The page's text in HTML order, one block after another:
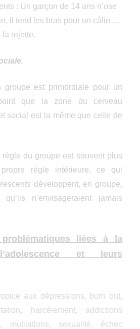
: Un garçon de 14 ans n’ose
il tend les bras pour un câlin …
la rejette.
groupe est primordiale pour un
que la zone du cerveau
social est la même que celle de
règle du groupe est souvent plus
règle intérieure, ce qui
développent, en groupe,
n’envisageraient jamais
liées à la
et leurs
aux dépressions, burn out,
harcèlement, addictions
mutilations, sexualité, échec